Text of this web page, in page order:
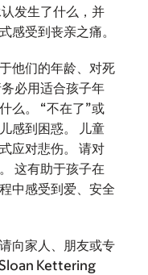
发生了什么，并
感受到丧亲之痛。
他们的年龄、对死
必用适合孩子年
么。 “不在了”或
感到困惑。 儿童
应对悲伤。 请对
这有助于孩子在
中感受到爱、安全
向家人、朋友或专
Kettering